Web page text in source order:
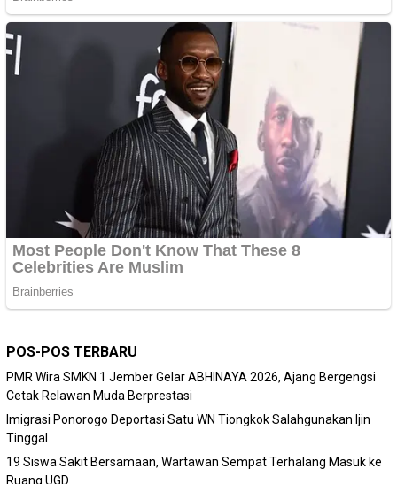
POS-POS TERBARU
PMR Wira SMKN 1 Jember Gelar ABHINAYA 2026, Ajang Bergengsi
Cetak Relawan Muda Berprestasi
Imigrasi Ponorogo Deportasi Satu WN Tiongkok Salahgunakan Ijin
Tinggal
19 Siswa Sakit Bersamaan, Wartawan Sempat Terhalang Masuk ke
Ruang UGD